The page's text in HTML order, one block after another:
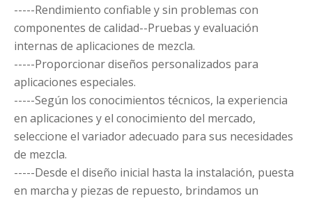
-----Rendimiento confiable y sin problemas con
componentes de calidad--Pruebas y evaluación
internas de aplicaciones de mezcla.
-----Proporcionar diseños personalizados para
aplicaciones especiales.
-----Según los conocimientos técnicos, la experiencia
en aplicaciones y el conocimiento del mercado,
seleccione el variador adecuado para sus necesidades
de mezcla.
-----Desde el diseño inicial hasta la instalación, puesta
en marcha y piezas de repuesto, brindamos un